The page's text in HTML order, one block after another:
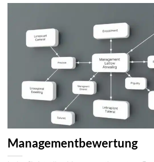
Managementbewertung